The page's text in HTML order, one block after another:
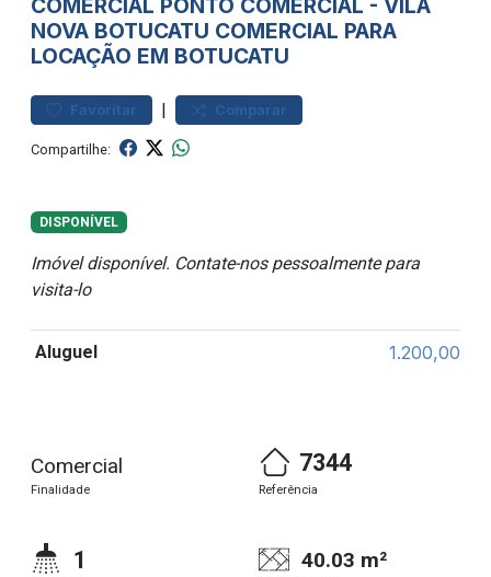
COMERCIAL PONTO COMERCIAL - VILA
NOVA BOTUCATU COMERCIAL PARA
LOCAÇÃO EM BOTUCATU
Favoritar | Comparar
Compartilhe:
DISPONÍVEL
Imóvel disponível. Contate-nos pessoalmente para
visita-lo
Aluguel 1.200,00
Comercial
Finalidade
7344
Referência
1 40.03 m²